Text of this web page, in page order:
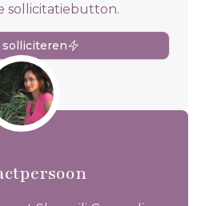
sollicitatiebutton.